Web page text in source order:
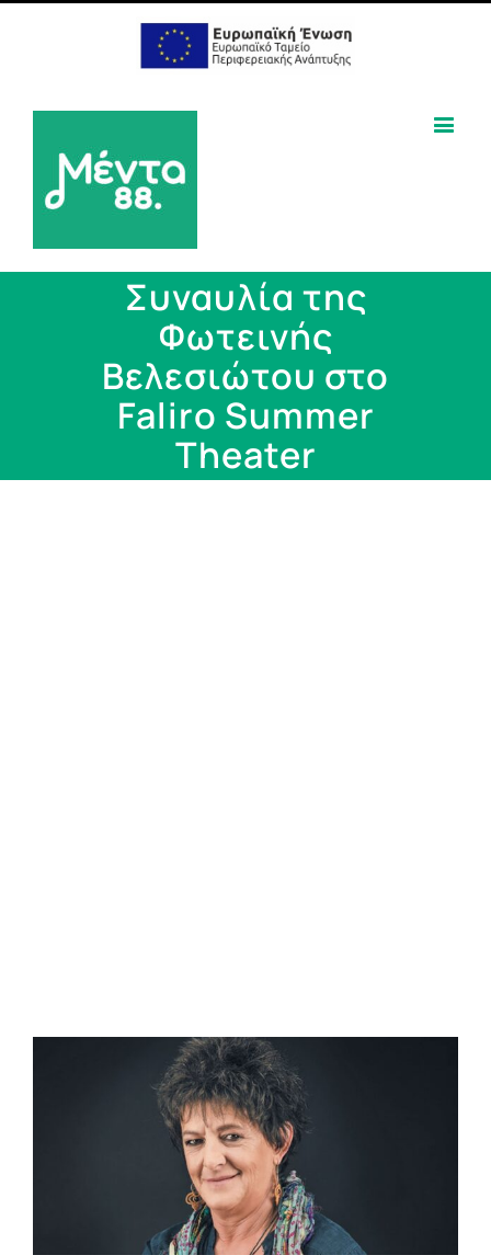
Συναυλία της
Φωτεινής
Βελεσιώτου στο
Faliro Summer
Theater